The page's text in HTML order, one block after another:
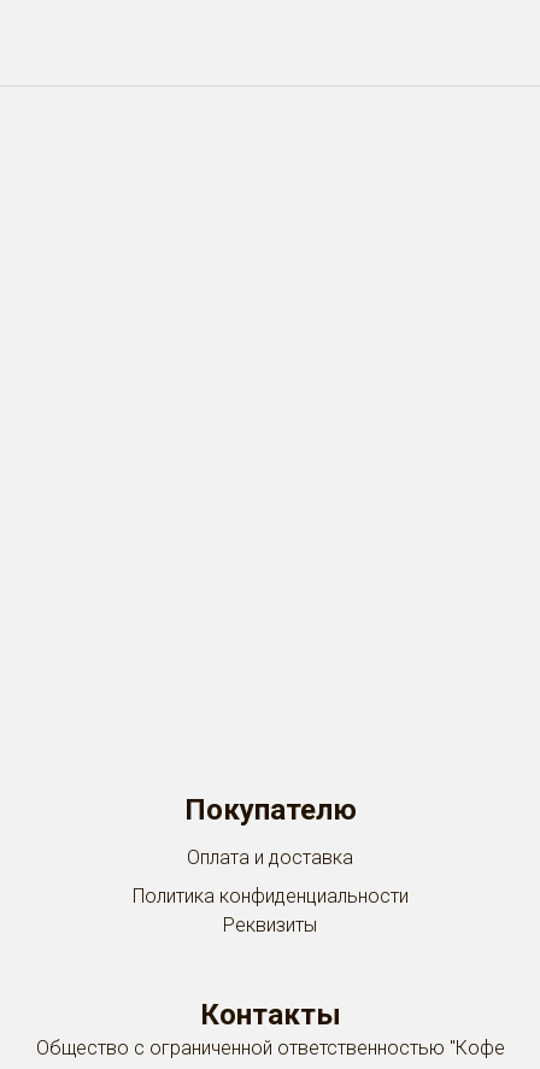
Menu footerПокупателю
Оплата и доставка
Политика конфиденциальности
Реквизиты
Контакты
Общество с ограниченной ответственностью "Кофе